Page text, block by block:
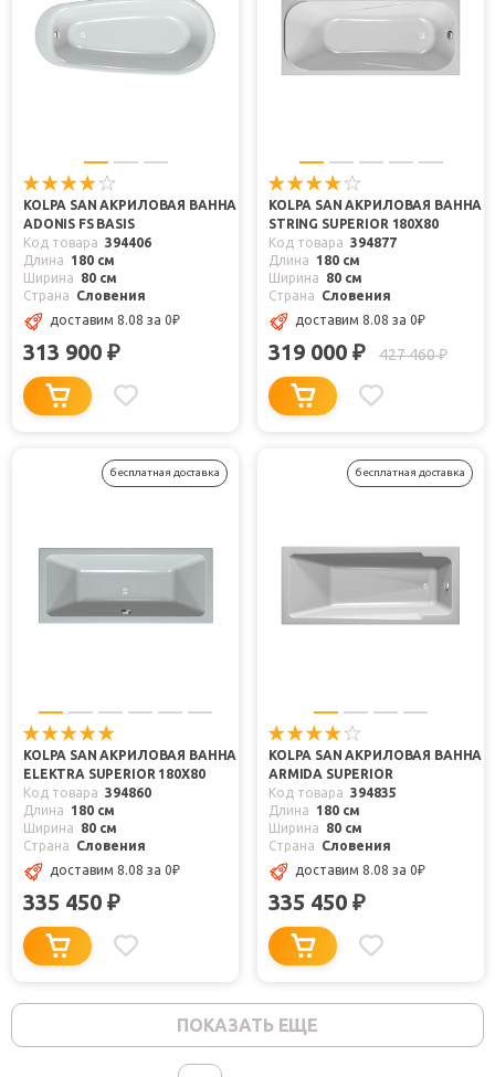
KOLPA SAN АКРИЛОВАЯ ВАННА
ADONIS FS BASIS
Код товара 394406
Длина
180 см
Ширина
80 см
Страна
Словения
доставим 8.08 за 0₽
313 900 ₽
KOLPA SAN АКРИЛОВАЯ ВАННА
STRING SUPERIOR 180Х80
Код товара 394877
Длина
180 см
Ширина
80 см
Страна
Словения
доставим 8.08 за 0₽
319 000 ₽ 427 460₽
бесплатная доставка
KOLPA SAN АКРИЛОВАЯ ВАННА
ELEKTRA SUPERIOR 180X80
Код товара 394860
Длина
180 см
Ширина
80 см
Страна
Словения
доставим 8.08 за 0₽
335 450 ₽
бесплатная доставка
KOLPA SAN АКРИЛОВАЯ ВАННА
ARMIDA SUPERIOR
Код товара 394835
Длина
180 см
Ширина
80 см
Страна
Словения
доставим 8.08 за 0₽
335 450 ₽
ПОКАЗАТЬ ЕЩЕ